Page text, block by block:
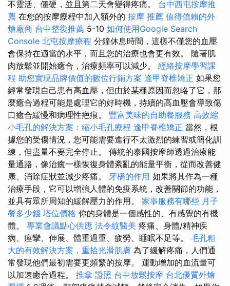
不靈活、僵硬，並且第二天會變得疼痛。 台中西屯按摩推
薦 在您的按摩療程中加入額外的 按摩 推薦 值得信賴的外
燴廠商 台中整復推薦 5-10 如何使用Google Search
Console 北屯按摩療程 分鐘休息時間，這樣不僅您的血壓
會保持在適當的水平，而且您的治療也會更有效。 隨著肌
肉放鬆並開始癒合，治療頻率可以減少。 經絡按摩學習課
程 助您實現品牌價值的數位行銷方案 逢甲脊椎矯正 如果您
經常發現自己患有高血壓，但由於某種原因而忽略了它，那
麼癒合過程可能是處理它的好時機，持續的高血壓會導致傷
口癒合緩慢和病理性疤痕。 豐富美味的自助餐服務 高效縮
小毛孔的解決方案：縮小毛孔療程 逢甲脊椎矯正 當然，根
據您的受傷情況，您可能需要進行不太激烈的練習或簡化訓
練，但盡量不要完全停止。 傳統的泰國按摩師透過治療能
量通路，像治癒一樣恢復身體紊亂的能量平衡，從而改善健
康、消除症狀並減少疼痛。 牙橋的作用 如果將其作為一種
治療手段，它可以增強人體的免疫系統，改善關節的功能，
並具有眾所周知的緩解壓力的作用。 家事服務有哪些 月子
餐多少錢 塔位價格 你的身體是一個感性的、有感覺的有機
體。 專業會議點心供應 法令紋醫美 疼痛、身體/精神疾
病、痙攣、伸展、體重過重、疲勞、睡眠不足等。 毛孔粗
大的有效解決方案，重拾光滑肌膚 為了緩解疼痛，人們通
常發現他們最初需要更頻繁的按摩。 運動增加的血流量可
以加速癒合過程。 推拿 證照 台中放鬆按摩 台北優質外燴